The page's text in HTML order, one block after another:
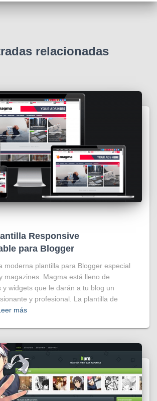
relacionadas
Responsive
para Blogger
moderna plantilla para Blogger especial
magazines. Magma está lleno de
y widgets que le darán a tu blog un
y profesional. La plantilla de
más